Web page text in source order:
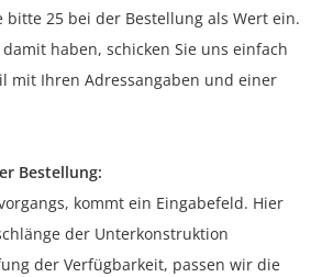
bitte 25 bei der Bestellung als Wert ein.
haben, schicken Sie uns einfach
mit Ihren Adressangaben und einer
Bestellung:
kommt ein Eingabefeld. Hier
der Unterkonstruktion
der Verfügbarkeit, passen wir die